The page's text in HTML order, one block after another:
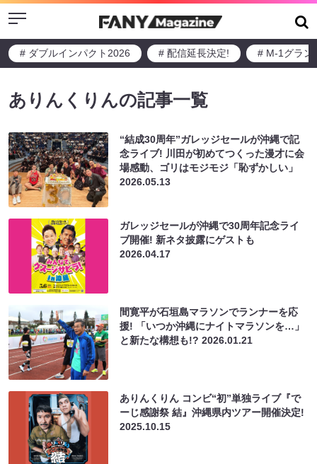
Menu
# ダブルインパクト2026 # 配信延長決定! # M-1グラン
ありんくりんの記事一覧
“結成30周年”ガレッジセールが沖縄で記
念ライブ! 川田が初めてつくった漫才に会
場感動、ゴリはモジモジ「恥ずかしい」
2026.05.13
ガレッジセールが沖縄で30周年記念ライ
ブ開催! 新ネタ披露にゲストも
2026.04.17
間寛平が石垣島マラソンでランナーを応
援! 「いつか沖縄にナイトマラソンを…」
と新たな構想も!?2026.01.21
ありんくりん コンビ“初”単独ライブ『で
ーじ感謝祭 結』沖縄県内ツアー開催決定!
2025.10.15